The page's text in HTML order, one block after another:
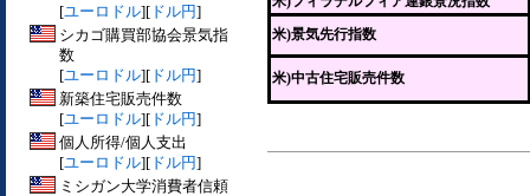
[ユーロドル][ ドル円]
シカゴ購買部協会景気指
数
[ユーロドル][ ドル円]
新築住宅販売件数
[ユーロドル][ ドル円]
個人所得/個人支出
[ユーロドル][ ドル円]
ミシガン大学消費者信頼
米)景気先行指数
米)中古住宅販売件数